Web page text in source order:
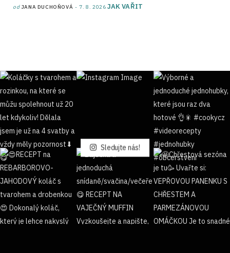
od JANA DUCHOŇOVÁ 7. 8. 2026 JAK VAŘIT
Sledujte nás!